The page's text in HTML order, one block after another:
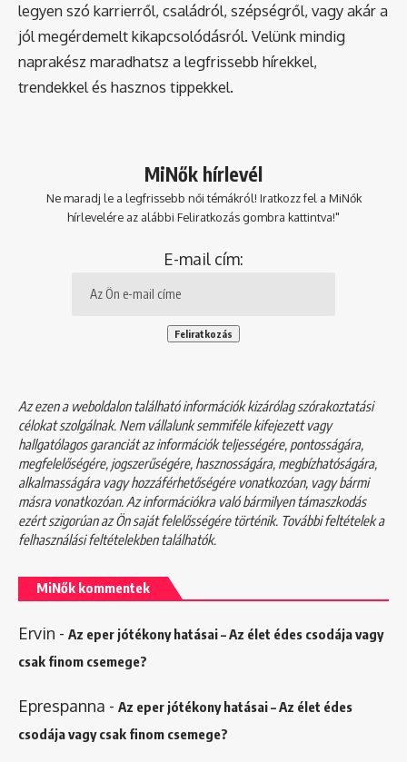
legyen szó karrierről, családról, szépségről, vagy akár a
jól megérdemelt kikapcsolódásról. Velünk mindig
naprakész maradhatsz a legfrissebb hírekkel,
trendekkel és hasznos tippekkel.
MiNők hírlevél
Ne maradj le a legfrissebb női témákról! Iratkozz fel a MiNők
hírlevelére az alábbi Feliratkozás gombra kattintva!"
E-mail cím:
Az ezen a weboldalon található információk kizárólag szórakoztatási
célokat szolgálnak. Nem vállalunk semmiféle kifejezett vagy
hallgatólagos garanciát az információk teljességére, pontosságára,
megfelelőségére, jogszerűségére, hasznosságára, megbízhatóságára,
alkalmasságára vagy hozzáférhetőségére vonatkozóan, vagy bármi
másra vonatkozóan. Az információkra való bármilyen támaszkodás
ezért szigorúan az Ön saját felelősségére történik. További feltételek a
felhasználási feltételekbentalálhatók.
MiNők kommentek
Ervin - Az eper jótékony hatásai – Az élet édes csodája vagy
csak finom csemege?
Eprespanna - Az eper jótékony hatásai – Az élet édes
csodája vagy csak finom csemege?